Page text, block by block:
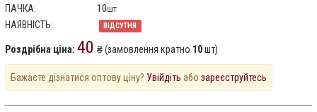
ПАЧКА:
10шт
НАЯВНІСТЬ: ВІДСУТНЯ
Роздрібна ціна: 40 ₴ (замовлення кратно 10шт)
Бажаєте дізнатися оптову ціну? Увійдіть або зареєструйтесь